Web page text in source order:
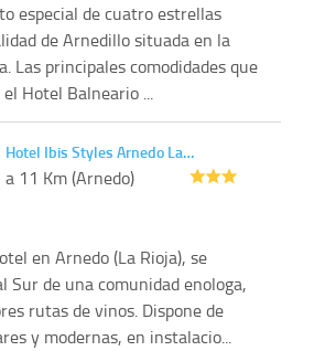
especial de cuatro estrellas
de Arnedillo situada en la
Las principales comodidades que
Hotel Balneario ...
Hotel Ibis Styles Arnedo La…
a 11 Km (Arnedo)
en Arnedo (La Rioja), se
Sur de una comunidad enologa,
rutas de vinos. Dispone de
y modernas, en instalacio...